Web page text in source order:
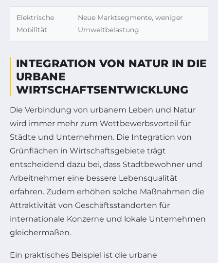
Elektrische
Mobilität
Neue Marktsegmente, weniger
Umweltbelastung
INTEGRATION VON NATUR IN DIE
URBANE
WIRTSCHAFTSENTWICKLUNG
Die Verbindung von urbanem Leben und Natur
wird immer mehr zum Wettbewerbsvorteil für
Städte und Unternehmen. Die Integration von
Grünflächen in Wirtschaftsgebiete trägt
entscheidend dazu bei, dass Stadtbewohner und
Arbeitnehmer eine bessere Lebensqualität
erfahren. Zudem erhöhen solche Maßnahmen die
Attraktivität von Geschäftsstandorten für
internationale Konzerne und lokale Unternehmen
gleichermaßen.
Ein praktisches Beispiel ist die urbane